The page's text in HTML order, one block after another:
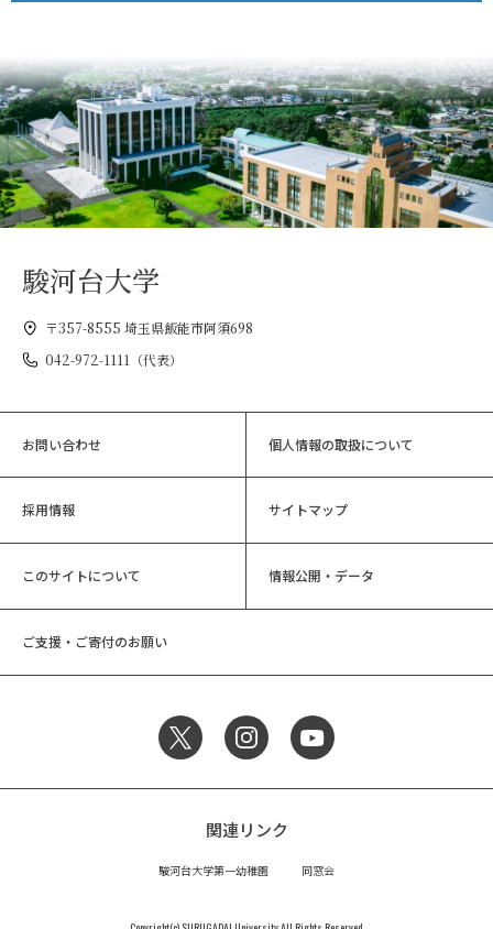
駿河台大学
〒357-8555 埼玉県飯能市阿須698
042-972-1111（代表）
お問い合わせ 個人情報の取扱について
採用情報 サイトマップ
このサイトについて 情報公開・データ
ご支援・ご寄付のお願い
関連リンク
駿河台大学第一幼稚園 同窓会